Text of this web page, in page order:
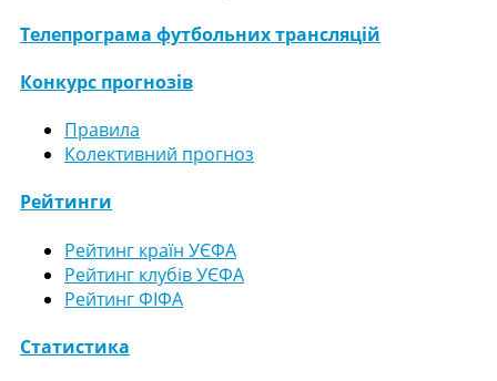
Телепрограма футбольних трансляцій
Конкурс прогнозів
Правила
Колективний прогноз
Рейтинги
Рейтинг країн УЄФА
Рейтинг клубів УЄФА
Рейтинг ФІФА
Статистика